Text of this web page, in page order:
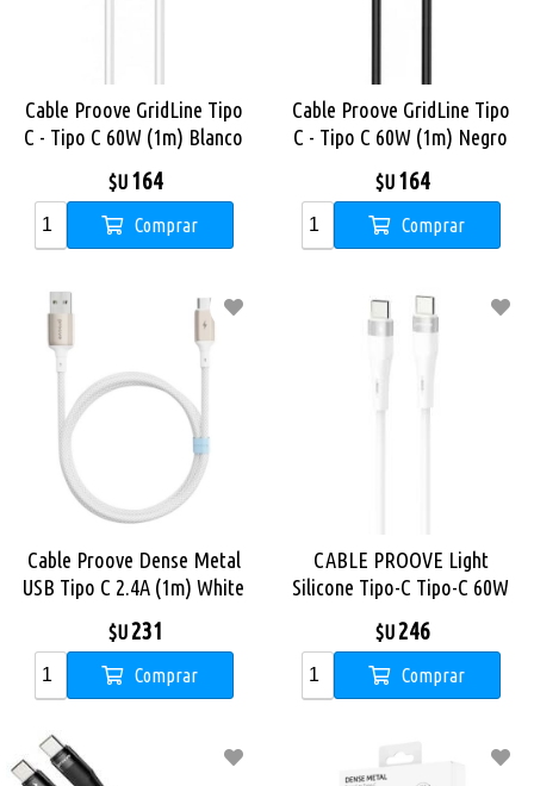
Cable Proove GridLine Tipo
C - Tipo C 60W (1m) Blanco
$U 164
Comprar
Cable Proove GridLine Tipo
C - Tipo C 60W (1m) Negro
$U 164
Comprar
Cable Proove Dense Metal
USB Tipo C 2.4A (1m) White
$U231
Comprar
CABLE PROOVE Light
Silicone Tipo-C Tipo-C 60W
$U246
Comprar